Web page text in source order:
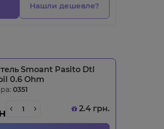
Нашли дешевле?
Smoant Pasito Dtl
0.6 Ohm
0351
2.4 грн.